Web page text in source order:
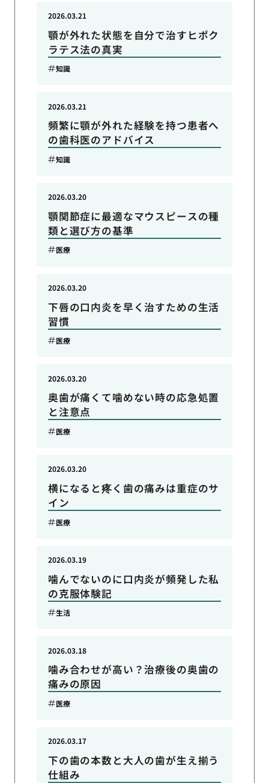
顎が外れた状態を自分で治すヒポク
ラテス法の真実
2026.03.21
知識
頻繁に顎が外れた経験を持つ患者へ
の歯科医のアドバイス
2026.03.21
知識
顎関節症に最適なマウスピースの種
類と選び方の基準
2026.03.20
医療
下唇の口内炎を早く治すための生活
習慣
2026.03.20
医療
奥歯が痛くて噛めない時の応急処置
と注意点
2026.03.20
医療
横になると疼く歯の痛みは重症のサ
イン
2026.03.20
医療
噛んでないのに口内炎が頻発した私
の克服体験記
2026.03.19
生活
噛み合わせが高い？治療後の奥歯の
痛みの原因
2026.03.18
医療
下の歯の本数と大人の歯が生え揃う
仕組み
2026.03.17